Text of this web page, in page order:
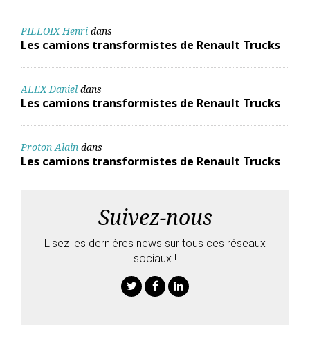
PILLOIX Henri dans
Les camions transformistes de Renault Trucks
ALEX Daniel dans
Les camions transformistes de Renault Trucks
Proton Alain dans
Les camions transformistes de Renault Trucks
Suivez-nous
Lisez les dernières news sur tous ces réseaux
sociaux !